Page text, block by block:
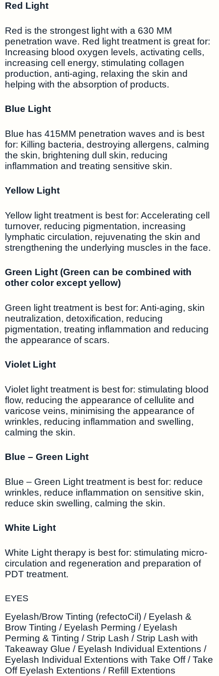
Red Light
Red is the strongest light with a 630 MM
penetration wave. Red light treatment is great for:
Increasing blood oxygen levels, activating cells,
increasing cell energy, stimulating collagen
production, anti-aging, relaxing the skin and
helping with the absorption of products.
Blue Light
Blue has 415MM penetration waves and is best
for: Killing bacteria, destroying allergens, calming
the skin, brightening dull skin, reducing
inflammation and treating sensitive skin.
Yellow Light
Yellow light treatment is best for: Accelerating cell
turnover, reducing pigmentation, increasing
lymphatic circulation, rejuvenating the skin and
strengthening the underlying muscles in the face.
Green Light (Green can be combined with
other color except yellow)
Green light treatment is best for: Anti-aging, skin
neutralization, detoxification, reducing
pigmentation, treating inflammation and reducing
the appearance of scars.
Violet Light
Violet light treatment is best for: stimulating blood
flow, reducing the appearance of cellulite and
varicose veins, minimising the appearance of
wrinkles, reducing inflammation and swelling,
calming the skin.
Blue – Green Light
Blue – Green Light treatment is best for: reduce
wrinkles, reduce inflammation on sensitive skin,
reduce skin swelling, calming the skin.
White Light
White Light therapy is best for: stimulating micro-
circulation and regeneration and preparation of
PDT treatment.
EYES
Eyelash/Brow Tinting (refectoCil) / Eyelash &
Brow Tinting / Eyelash Perming / Eyelash
Perming & Tinting / Strip Lash / Strip Lash with
Takeaway Glue / Eyelash Individual Extentions /
Eyelash Individual Extentions with Take Off / Take
Off Eyelash Extentions / Refill Extentions